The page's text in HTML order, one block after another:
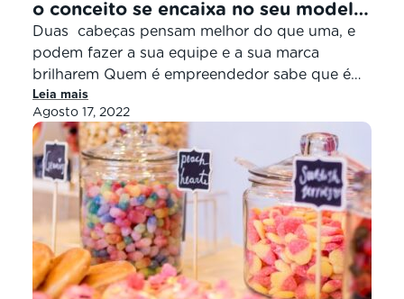
o conceito se encaixa no seu modelo
de negócio
Duas cabeças pensam melhor do que uma, e
podem fazer a sua equipe e a sua marca
brilharem Quem é empreendedor sabe que é
preciso inovar e sempre buscar por soluções
para que o seu negócio esteja em alta.
Conseguir fazer isso pode não ser fácil, mas
algumas estratégias, como saber o que é
intraempreendedorismo, […]
Leia mais
Agosto 17, 2022